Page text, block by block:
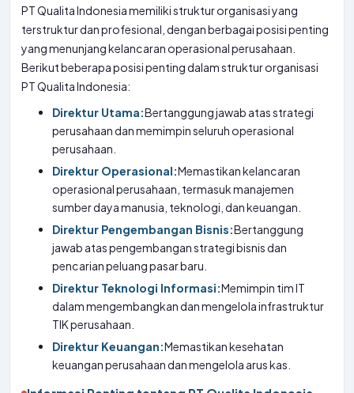
PT Qualita Indonesia memiliki struktur organisasi yang
terstruktur dan profesional, dengan berbagai posisi penting
yang menunjang kelancaran operasional perusahaan.
Berikut beberapa posisi penting dalam struktur organisasi
PT Qualita Indonesia:
Direktur Utama:Bertanggung jawab atas strategi
perusahaan dan memimpin seluruh operasional
perusahaan.
Direktur Operasional:Memastikan kelancaran
operasional perusahaan, termasuk manajemen
sumber daya manusia, teknologi, dan keuangan.
Direktur Pengembangan Bisnis:Bertanggung
jawab atas pengembangan strategi bisnis dan
pencarian peluang pasar baru.
Direktur Teknologi Informasi:Memimpin tim IT
dalam mengembangkan dan mengelola infrastruktur
TIK perusahaan.
Direktur Keuangan:Memastikan kesehatan
keuangan perusahaan dan mengelola arus kas.